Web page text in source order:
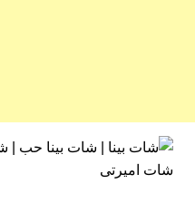
التجاوز
المحتوى